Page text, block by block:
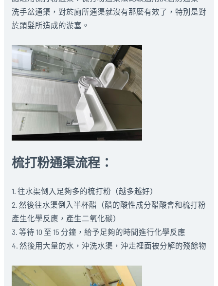
洗手盆通渠，對於廁所通渠就沒有那麼有效了，特別是對
於頭髮所造成的淤塞。
梳打粉通渠流程：
1. 往水渠倒入足夠多的梳打粉（越多越好）
2. 然後往水渠倒入半杯醋（醋的酸性成分醋酸會和梳打粉
產生化學反應，產生二氧化碳）
3. 等待 10 至 15 分鐘，給予足夠的時間進行化學反應
4. 然後用大量的水，沖洗水渠，沖走裡面被分解的殘餘物